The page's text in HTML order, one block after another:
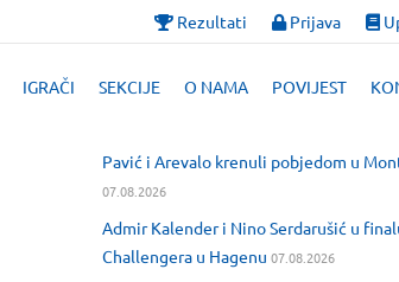
Rezultati Prijava
IGRAČI SEKCIJE O NAMA POVIJEST
Pavić i Arevalo krenuli pobjedom u
07.08.2026
Admir Kalender i Nino Serdarušić u
Challengera u Hagenu 07.08.2026